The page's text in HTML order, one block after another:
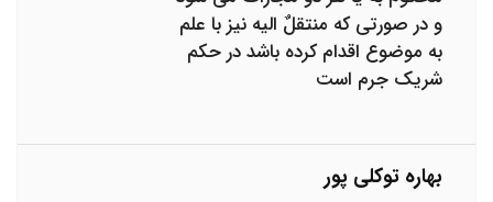
و در صورتی که منتقلٌ الیه نیز با علم
به موضوع اقدام کرده باشد در حکم
شریک جرم است
بهاره توکلی پور